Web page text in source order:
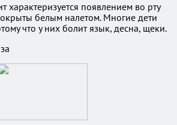
характеризуется появлением во рту
белым налетом. Многие дети
что у них болит язык, десна, щеки.